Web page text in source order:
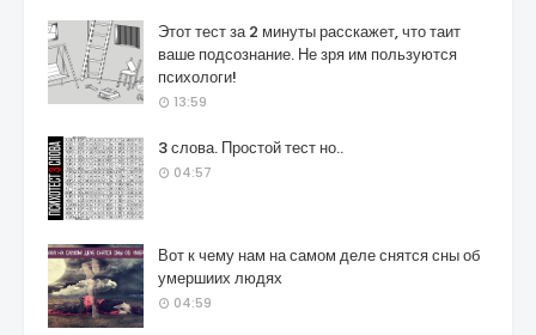
Этот тест за 2 минуты расскажет, что таит
ваше подсознание. Не зря им пользуются
психологи!
13:59
3 слова. Простой тест но..
04:57
Вот к чему нам на самом деле снятся сны об
умершиих людях
04:59